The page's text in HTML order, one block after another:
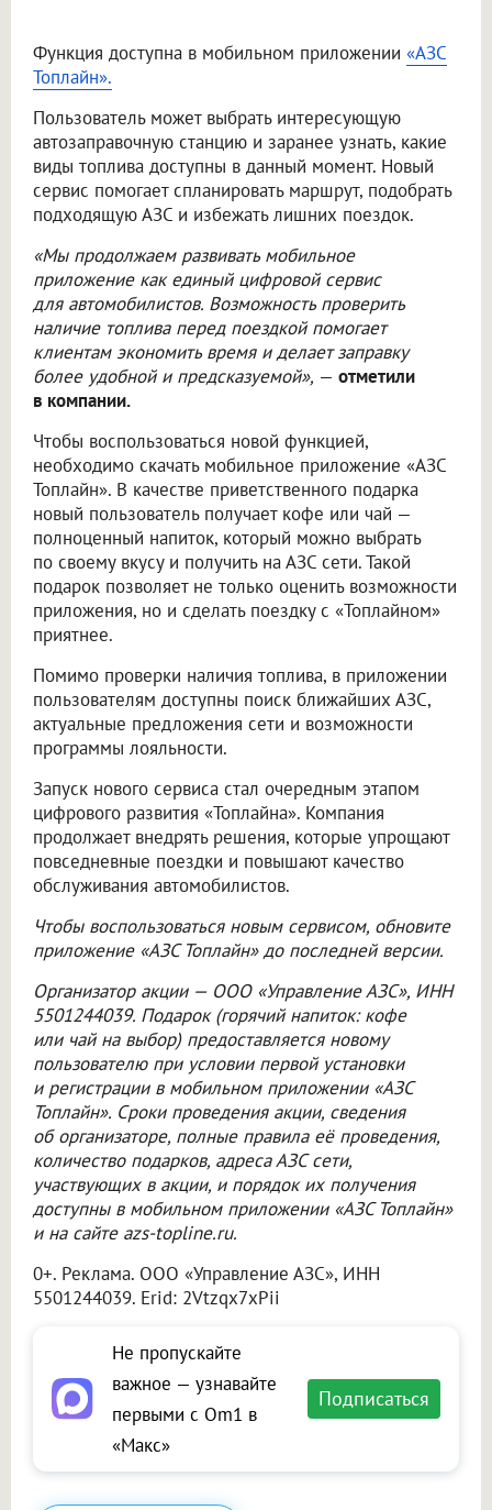
Функция доступна в мобильном приложении «АЗС
Топлайн».
Пользователь может выбрать интересующую
автозаправочную станцию и заранее узнать, какие
виды топлива доступны в данный момент. Новый
сервис помогает спланировать маршрут, подобрать
подходящую АЗС и избежать лишних поездок.
«Мы продолжаем развивать мобильное
приложение как единый цифровой сервис
для автомобилистов. Возможность проверить
наличие топлива перед поездкой помогает
клиентам экономить время и делает заправку
более удобной и предсказуемой», — отметили
в компании.
Чтобы воспользоваться новой функцией,
необходимо скачать мобильное приложение «АЗС
Топлайн». В качестве приветственного подарка
новый пользователь получает кофе или чай —
полноценный напиток, который можно выбрать
по своему вкусу и получить на АЗС сети. Такой
подарок позволяет не только оценить возможности
приложения, но и сделать поездку с «Топлайном»
приятнее.
Помимо проверки наличия топлива, в приложении
пользователям доступны поиск ближайших АЗС,
актуальные предложения сети и возможности
программы лояльности.
Запуск нового сервиса стал очередным этапом
цифрового развития «Топлайна». Компания
продолжает внедрять решения, которые упрощают
повседневные поездки и повышают качество
обслуживания автомобилистов.
Чтобы воспользоваться новым сервисом, обновите
приложение «АЗС Топлайн» до последней версии.
Организатор акции — ООО «Управление АЗС», ИНН
5501244039. Подарок (горячий напиток: кофе
или чай на выбор) предоставляется новому
пользователю при условии первой установки
и регистрации в мобильном приложении «АЗС
Топлайн». Сроки проведения акции, сведения
об организаторе, полные правила её проведения,
количество подарков, адреса АЗС сети,
участвующих в акции, и порядок их получения
доступны в мобильном приложении «АЗС Топлайн»
и на сайте azs-topline.ru.
0+. Реклама. ООО «Управление АЗС», ИНН
5501244039. Erid: 2Vtzqx7xPii
Не пропускайте
важное — узнавайте
первыми с Om1 в
«Макс»
Подписаться